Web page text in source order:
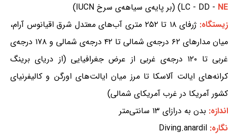
LC - DD - NE
) (بر پایه‌ی سیاهه‌ی سرخ IUCN)
زیستگاه:
ژرفای ۱۸ تا ۲۵۲ متری آب‌های معتدل شرق اقیانوس آرام،
میان مدارهای ۶۲ درجه‌ی شمالی تا ۴۲ درجه‌ی شمالی و ۱۷۸ درجه‌ی
غربی تا ۱۲۰ درجه‌ی غربی از عرض جغرافیایی (از دریای برینگ
کرانه‌های ایالت آلاسکا تا مرز میان ایالت‌های اورگن و کالیفرنیای
کشور آمریکا در غرب آمریکای شمالی)
اندازه: بدن به درازای ۱۳ سانتی‌متر
نگاره: Diving.anardil